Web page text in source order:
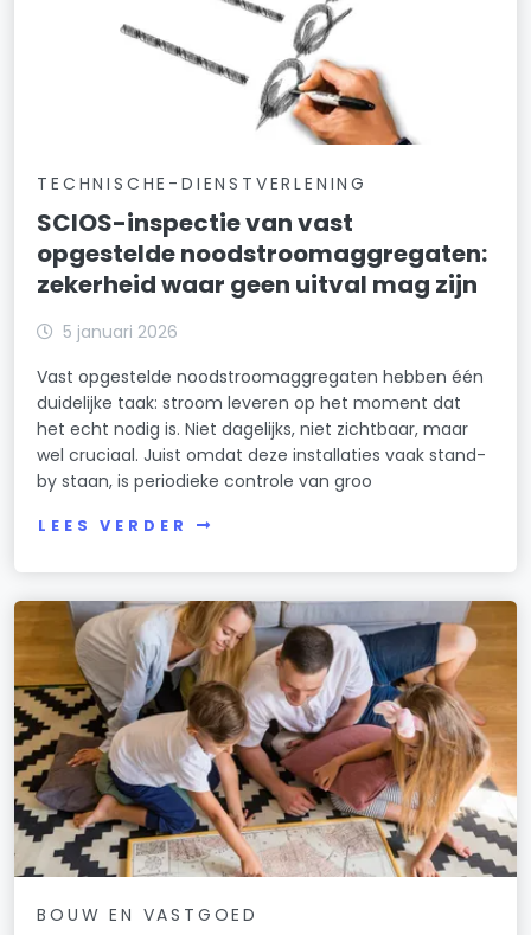
TECHNISCHE-DIENSTVERLENING
SCIOS-inspectie van vast
opgestelde noodstroomaggregaten:
zekerheid waar geen uitval mag zijn
5 januari 2026
Vast opgestelde noodstroomaggregaten hebben één
duidelijke taak: stroom leveren op het moment dat
het echt nodig is. Niet dagelijks, niet zichtbaar, maar
wel cruciaal. Juist omdat deze installaties vaak stand-
by staan, is periodieke controle van groo
LEES VERDER
BOUW EN VASTGOED